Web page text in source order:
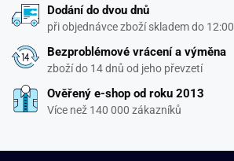
Dodání do dvou dnů
při objednávce zboží skladem do 12:00
Bezproblémové vrácení a výměna
zboží do 14 dnů od jeho převzetí
Ověřený e-shop od roku 2013
Více než 140 000 zákazníků